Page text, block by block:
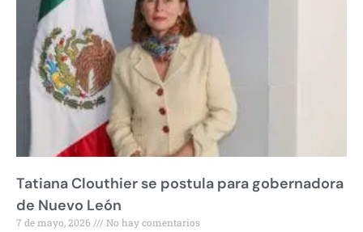
Tatiana Clouthier se postula para gobernadora
de Nuevo León
7 de mayo, 2026 No hay comentarios